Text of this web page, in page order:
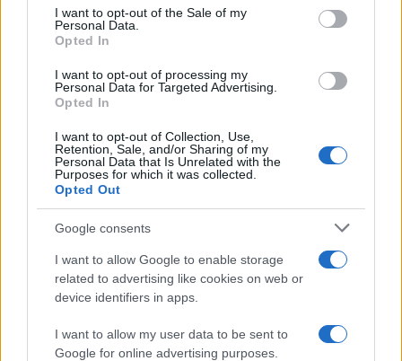
consent section.
I want to opt-out of the Sale of my
Personal Data.
Opted In
I want to opt-out of processing my
Personal Data for Targeted Advertising.
Opted In
I want to opt-out of Collection, Use,
Retention, Sale, and/or Sharing of my
Personal Data that Is Unrelated with the
Purposes for which it was collected.
Opted Out
Google consents
I want to allow Google to enable storage
related to advertising like cookies on web or
device identifiers in apps.
I want to allow my user data to be sent to
Google for online advertising purposes.
Continua a leggere